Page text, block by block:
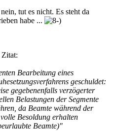
tut es nicht. Es steht da
habe ...
Zitat:
Bearbeitung eines
geschuldet:
gegebenenfalls verzögerter
Belastungen der Segmente
da Beamte während der
Besoldung erhalten
Beamte)"